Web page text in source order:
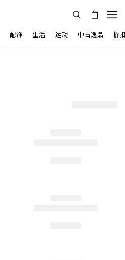
配饰 生活 运动 中古逸品 折